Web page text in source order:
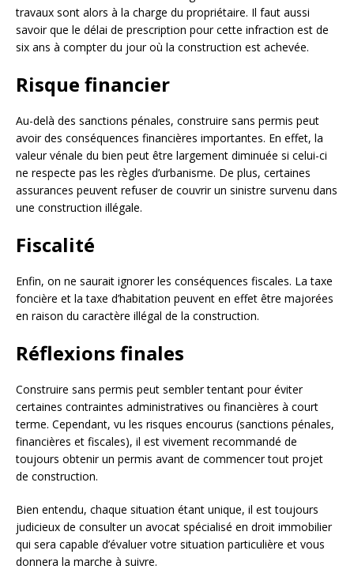
travaux sont alors à la charge du propriétaire. Il faut aussi
savoir que le délai de prescription pour cette infraction est de
six ans à compter du jour où la construction est achevée.
Risque financier
Au-delà des sanctions pénales, construire sans permis peut
avoir des conséquences financières importantes. En effet, la
valeur vénale du bien peut être largement diminuée si celui-ci
ne respecte pas les règles d’urbanisme. De plus, certaines
assurances peuvent refuser de couvrir un sinistre survenu dans
une construction illégale.
Fiscalité
Enfin, on ne saurait ignorer les conséquences fiscales. La taxe
foncière et la taxe d’habitation peuvent en effet être majorées
en raison du caractère illégal de la construction.
Réflexions finales
Construire sans permis peut sembler tentant pour éviter
certaines contraintes administratives ou financières à court
terme. Cependant, vu les risques encourus (sanctions pénales,
financières et fiscales), il est vivement recommandé de
toujours obtenir un permis avant de commencer tout projet
de construction.
Bien entendu, chaque situation étant unique, il est toujours
judicieux de consulter un avocat spécialisé en droit immobilier
qui sera capable d’évaluer votre situation particulière et vous
donnera la marche à suivre.